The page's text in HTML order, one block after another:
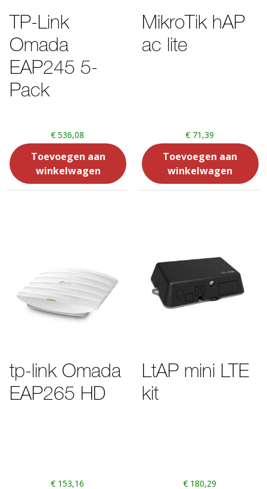
TP-Link
Omada
EAP245 5-
Pack
€ 536,08
Toevoegen aan
winkelwagen
MikroTik hAP
ac lite
€71,39
Toevoegen aan
winkelwagen
tp-link Omada
EAP265 HD
€ 153,16
LtAP mini LTE
kit
€180,29